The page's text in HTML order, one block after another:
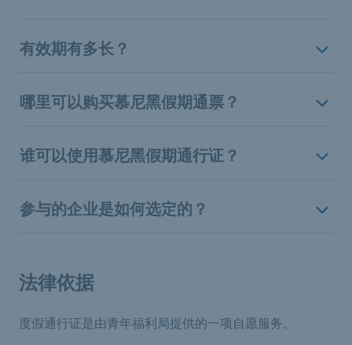
有效期有多长？
哪里可以购买慕尼黑假期通票？
谁可以使用慕尼黑假期通行证？
参与的企业是如何选定的？
法律依据
度假通行证是由青年福利局提供的一项自愿服务。